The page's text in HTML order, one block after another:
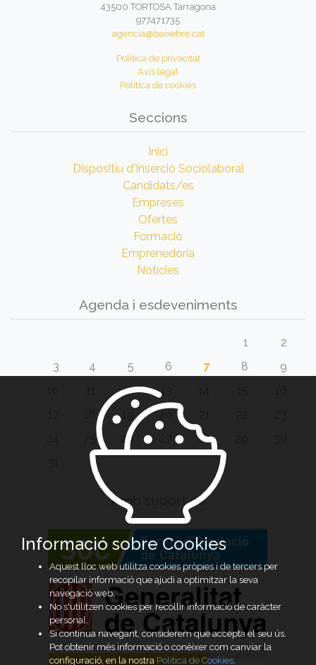
43500 TORTOSA Tarragona
977471735
agencia@baixebre.cat
Política de privacitat
Avís legal
Política de cookies
Seccions
Inici
Dispositiu d'Inserció Sociolaboral
Candidats/es
Empreses
Ofertes
Formació
Emprenedoria
Notícies
Agenda i esdeveniments
1
2
3
4 5 6 7 8
9
12 13
20
26 28
Amb suport de
Informació sobre Cookies
Aquest lloc web utilitza cookies pròpies i de tercers per
recopilar informació que ajudi a optimitzar la seva
navegació web.
No s'utilitzen cookies per recollir informació de caràcter
personal.
Si continua navegant, considerem que accepta el seu ús.
Pot obtenir més informació o conèixer com canviar la
configuració, en la nostra Política de Cookies.